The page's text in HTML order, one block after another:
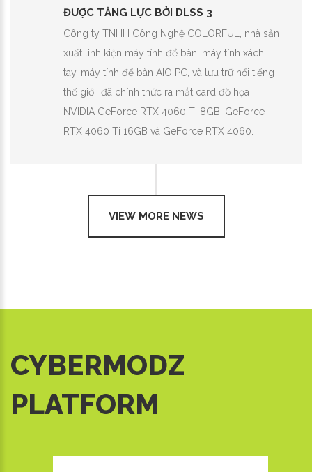
ĐƯỢC TĂNG LỰC BỞI DLSS 3
Công ty TNHH Công Nghệ COLORFUL, nhà sản
xuất linh kiện máy tính để bàn, máy tính xách
tay, máy tính để bàn AIO PC, và lưu trữ nổi tiếng
thế giới, đã chính thức ra mắt card đồ họa
NVIDIA GeForce RTX 4060 Ti 8GB, GeForce
RTX 4060 Ti 16GB và GeForce RTX 4060.
VIEW MORE NEWS
CYBERMODZ
PLATFORM